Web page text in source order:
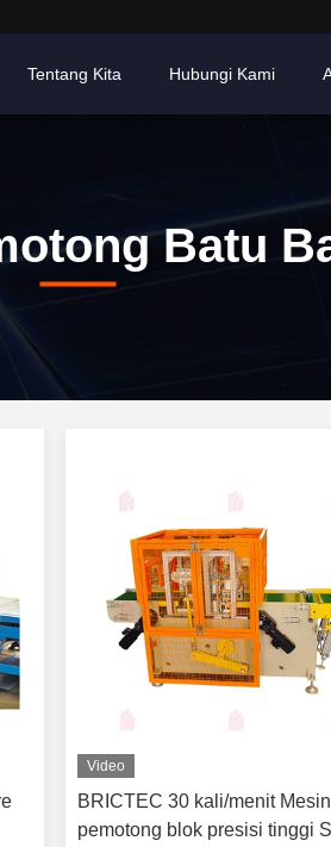
Tentang Kita Hubungi Kami
Batu
Video
BRICTEC 30 kali/menit Mesin
pemotong blok presisi tinggi